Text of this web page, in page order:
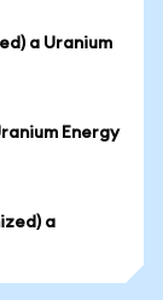
a Uranium
Energy
a